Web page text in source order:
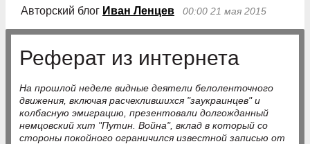
Авторский блог Иван Ленцев 00:00 21 мая 2015
Реферат из интернета
На прошлой неделе видные деятели белоленточного
движения, включая расчехлившихся "заукраинцев" и
колбасную эмиграцию, презентовали долгожданный
немцовский хит "Путин. Война", вклад в который со
стороны покойного ограничился известной записью от